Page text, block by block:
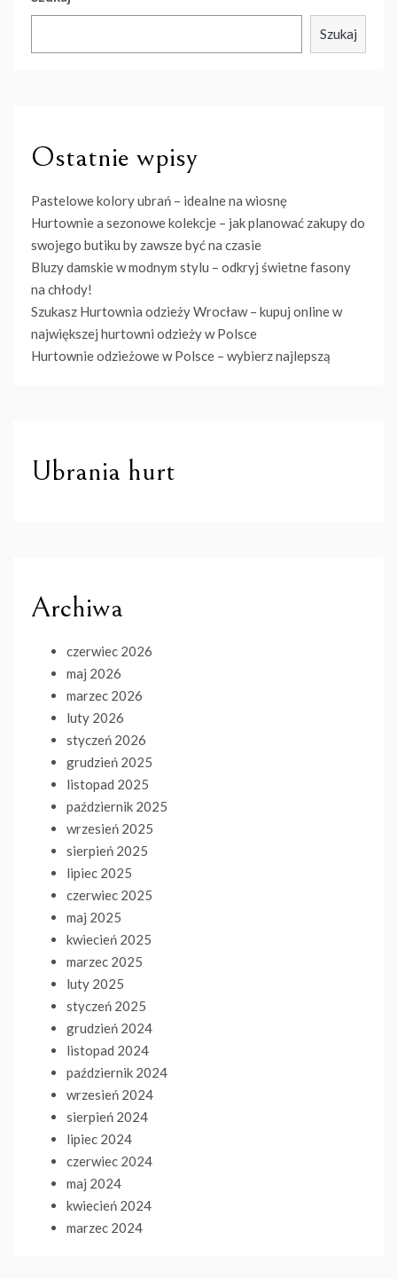
Szukaj
Ostatnie wpisy
Pastelowe kolory ubrań – idealne na wiosnę
Hurtownie a sezonowe kolekcje – jak planować zakupy do
swojego butiku by zawsze być na czasie
Bluzy damskie w modnym stylu – odkryj świetne fasony
na chłody!
Szukasz Hurtownia odzieży Wrocław – kupuj online w
największej hurtowni odzieży w Polsce
Hurtownie odzieżowe w Polsce – wybierz najlepszą
Ubrania hurt
Archiwa
czerwiec 2026
maj 2026
marzec 2026
luty 2026
styczeń 2026
grudzień 2025
listopad 2025
październik 2025
wrzesień 2025
sierpień 2025
lipiec 2025
czerwiec 2025
maj 2025
kwiecień 2025
marzec 2025
luty 2025
styczeń 2025
grudzień 2024
listopad 2024
październik 2024
wrzesień 2024
sierpień 2024
lipiec 2024
czerwiec 2024
maj 2024
kwiecień 2024
marzec 2024